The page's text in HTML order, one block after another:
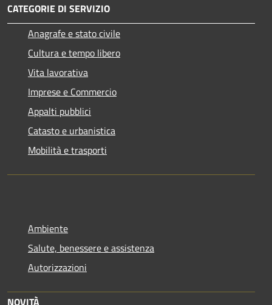
CATEGORIE DI SERVIZIO
Anagrafe e stato civile
Cultura e tempo libero
Vita lavorativa
Imprese e Commercio
Appalti pubblici
Catasto e urbanistica
Mobilità e trasporti
Ambiente
Salute, benessere e assistenza
Autorizzazioni
NOVITÀ